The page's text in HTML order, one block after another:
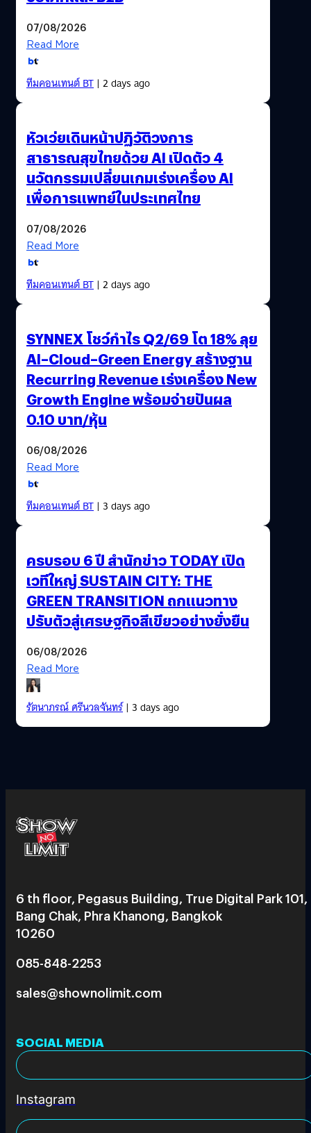
07/08/2026
Read More
ทีมคอนเทนต์ BT| 2 days ago
หัวเว่ยเดินหน้าปฏิวัติวงการ
สาธารณสุขไทยด้วย AI เปิดตัว 4
นวัตกรรมเปลี่ยนเกมเร่งเครื่อง AI
เพื่อการแพทย์ในประเทศไทย
07/08/2026
Read More
ทีมคอนเทนต์ BT| 2 days ago
SYNNEX โชว์กำไร Q2/69 โต 18% ลุย
AI–Cloud–Green Energy สร้างฐาน
Recurring Revenue เร่งเครื่อง New
Growth Engine พร้อมจ่ายปันผล
0.10 บาท/หุ้น
06/08/2026
Read More
ทีมคอนเทนต์ BT| 3 days ago
ครบรอบ 6 ปี สำนักข่าว TODAY เปิด
เวทีใหญ่ SUSTAIN CITY: THE
GREEN TRANSITION ถกแนวทาง
ปรับตัวสู่เศรษฐกิจสีเขียวอย่างยั่งยืน
06/08/2026
Read More
รัตนาภรณ์ ศรีนวลจันทร์| 3 days ago
6 th floor, Pegasus Building, True Digital Park 101,
Bang Chak, Phra Khanong, Bangkok
10260
085-848-2253
sales@shownolimit.com
SOCIAL MEDIA
Instagram